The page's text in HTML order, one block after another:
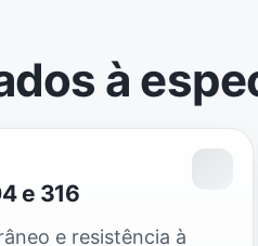
à
e 316
e resistência à